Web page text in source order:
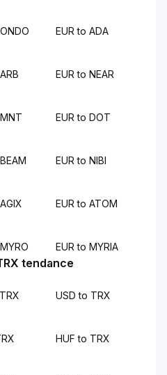
EUR to ADA
EUR to NEAR
EUR to DOT
EUR to NIBI
EUR to ATOM
EUR to MYRIA
tendance
USD to TRX
HUF to TRX